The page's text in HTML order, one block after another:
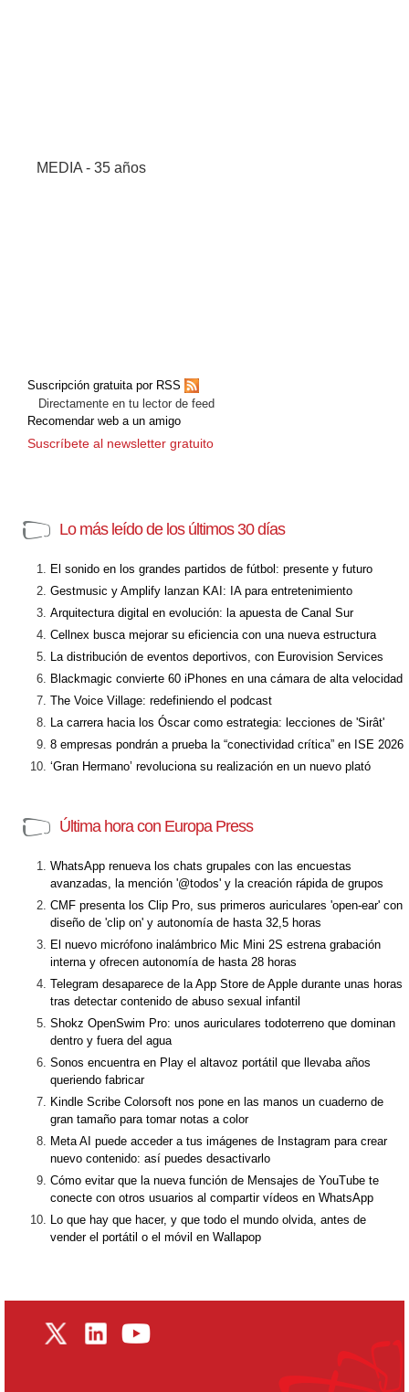
MEDIA - 35 años
Suscripción gratuita por RSS
Directamente en tu lector de feed
Recomendar web a un amigo
Suscríbete al newsletter gratuito
Lo más leído de los últimos 30 días
El sonido en los grandes partidos de fútbol: presente y futuro
Gestmusic y Amplify lanzan KAI: IA para entretenimiento
Arquitectura digital en evolución: la apuesta de Canal Sur
Cellnex busca mejorar su eficiencia con una nueva estructura
La distribución de eventos deportivos, con Eurovision Services
Blackmagic convierte 60 iPhones en una cámara de alta velocidad
The Voice Village: redefiniendo el podcast
La carrera hacia los Óscar como estrategia: lecciones de 'Sirât'
8 empresas pondrán a prueba la “conectividad crítica” en ISE 2026
‘Gran Hermano’ revoluciona su realización en un nuevo plató
Última hora con Europa Press
WhatsApp renueva los chats grupales con las encuestas
avanzadas, la mención '@todos' y la creación rápida de grupos
CMF presenta los Clip Pro, sus primeros auriculares 'open-ear' con
diseño de 'clip on' y autonomía de hasta 32,5 horas
El nuevo micrófono inalámbrico Mic Mini 2S estrena grabación
interna y ofrecen autonomía de hasta 28 horas
Telegram desaparece de la App Store de Apple durante unas horas
tras detectar contenido de abuso sexual infantil
Shokz OpenSwim Pro: unos auriculares todoterreno que dominan
dentro y fuera del agua
Sonos encuentra en Play el altavoz portátil que llevaba años
queriendo fabricar
Kindle Scribe Colorsoft nos pone en las manos un cuaderno de
gran tamaño para tomar notas a color
Meta AI puede acceder a tus imágenes de Instagram para crear
nuevo contenido: así puedes desactivarlo
Cómo evitar que la nueva función de Mensajes de YouTube te
conecte con otros usuarios al compartir vídeos en WhatsApp
Lo que hay que hacer, y que todo el mundo olvida, antes de
vender el portátil o el móvil en Wallapop